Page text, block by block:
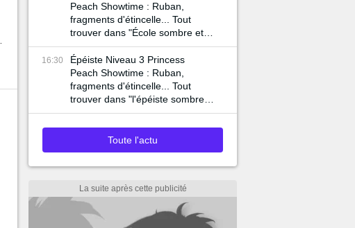
Peach Showtime : Ruban,
fragments d'étincelle... Tout
trouver dans "École sombre et
poing maléfique"
16:30
Épéiste Niveau 3 Princess
Peach Showtime : Ruban,
fragments d'étincelle... Tout
trouver dans "l'épéiste sombre
et son arène"
Toute l'actu